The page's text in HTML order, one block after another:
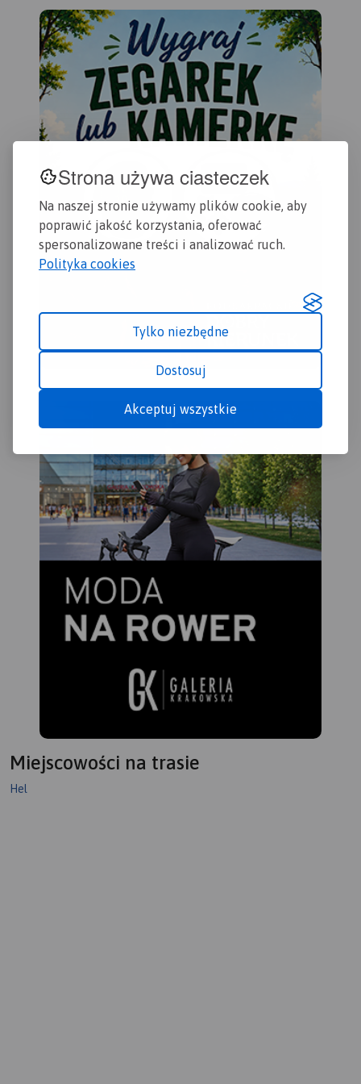
Strona używa ciasteczek
Na naszej stronie używamy plików cookie, aby
poprawić jakość korzystania, oferować
spersonalizowane treści i analizować ruch.
Polityka cookies
Tylko niezbędne
Dostosuj
Akceptuj wszystkie
Miejscowości na trasie
Hel